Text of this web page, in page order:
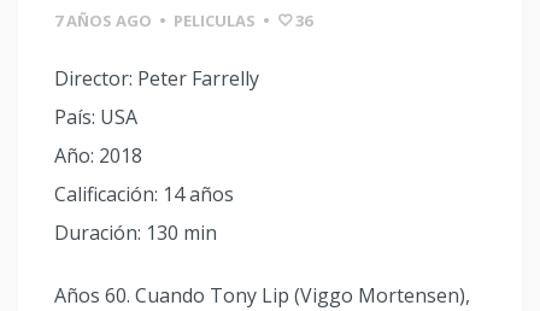
7 AÑOS AGO • PELICULAS • 36
Director: Peter Farrelly
País: USA
Año: 2018
Calificación: 14 años
Duración: 130 min
Años 60. Cuando Tony Lip (Viggo Mortensen),